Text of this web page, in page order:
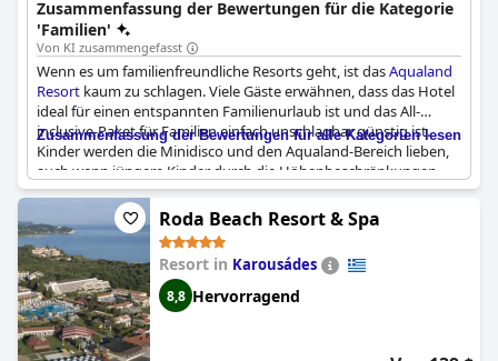
Zusammenfassung der Bewertungen für die Kategorie
'Familien'
Von KI zusammengefasst
Wenn es um familienfreundliche Resorts geht, ist dasAqualand
Resort kaum zu schlagen. Viele Gäste erwähnen, dass das Hotel
ideal für einen entspannten Familienurlaub ist und das All-
inclusive-Paket für Familien einfach unschlagbar günstig ist.
Kinder werden die Minidisco und den Aqualand-Bereich lieben,
auch wenn jüngere Kinder durch die Höhenbeschränkungen
einiger Fahrgeschäfte frustriert sein könnten. Die Zimmer
könnten für größere Familien etwas zu klein sein, aber
insgesamt finden Familien mit Kindern hier alles, was sie
brauchen. Ihre Kleinen werden von morgens bis abends
unterhalten, und viele Gäste berichten, dass es ihnen schwer
fällt, ihre Kinder zum Verlassen des Hotels zu bewegen. Kurzum,
wenn Sie mit Kindern reisen, ist das
richtige Ort für Sie.
Zusammenfassung der Bewertungen für alle Kategorien lesen
Roda Beach Resort & Spa
Resort in Karousádes
8,8 Hervorragend